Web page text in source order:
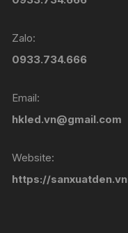
Zalo:
0933.734.666
Email:
hkled.vn@gmail.com
Website:
https://sanxuatden.vn